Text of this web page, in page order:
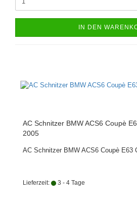
IN DEN
AC Schnitzer BMW ACS6 Coupè
2005
AC Schnitzer BMW ACS6 Coupè E63
Lieferzeit: 3 - 4 Tage